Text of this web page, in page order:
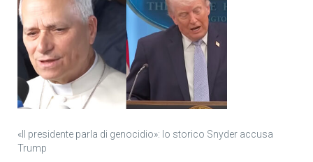
«Il presidente parla di genocidio»: lo storico Snyder accusa
Trump